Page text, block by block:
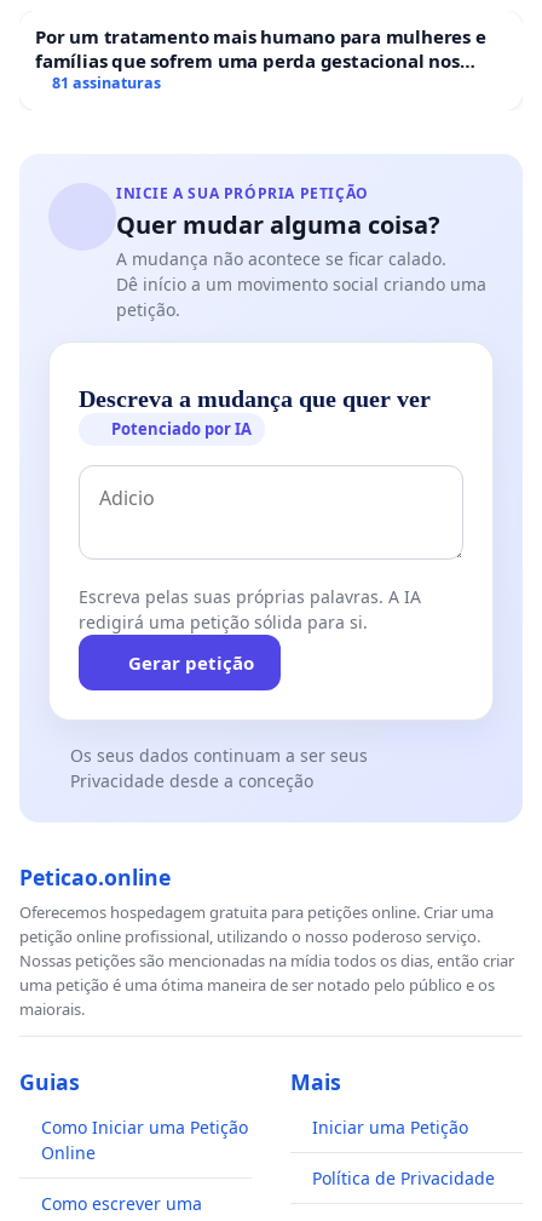
Por um tratamento mais humano para mulheres e
famílias que sofrem uma perda gestacional nos
hospitais portugueses
81 assinaturas
INICIE A SUA PRÓPRIA PETIÇÃO
Quer mudar alguma coisa?
A mudança não acontece se ficar calado.
Dê início a um movimento social criando uma
petição.
Descreva a mudança que quer ver
Potenciado por IA
Escreva pelas suas próprias palavras. A IA
redigirá uma petição sólida para si.
Gerar petição
Os seus dados continuam a ser seus
Privacidade desde a conceção
Peticao.online
Oferecemos hospedagem gratuita para petições online. Criar uma
petição online profissional, utilizando o nosso poderoso serviço.
Nossas petições são mencionadas na mídia todos os dias, então criar
uma petição é uma ótima maneira de ser notado pelo público e os
maiorais.
Guias
Como Iniciar uma Petição
Online
Como escrever uma
Mais
Iniciar uma Petição
Política de Privacidade